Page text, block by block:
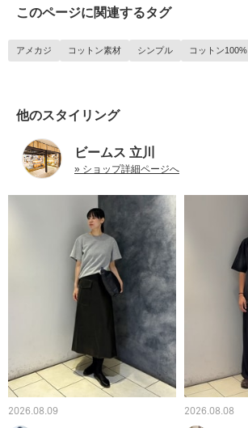
このページに関連するタグ
アメカジ コットン素材 シンプル コットン100%
他のスタイリング
ビームス 立川
» ショップ詳細ページへ
2026.08.09 2026.08.08